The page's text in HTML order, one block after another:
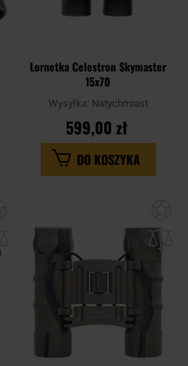
Lornetka Celestron Skymaster
15x70
Wysyłka: Natychmiast
599,00 zł
DO KOSZYKA
schowka